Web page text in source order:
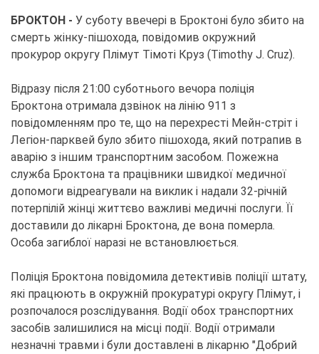
БРОКТОН - У суботу ввечері в Броктоні було збито на
смерть жінку-пішохода, повідомив окружний
прокурор округу Плімут Тімоті Круз (Timothy J. Cruz).
Відразу після 21:00 суботнього вечора поліція
Броктона отримала дзвінок на лінію 911 з
повідомленням про те, що на перехресті Мейн-стріт і
Легіон-парквей було збито пішохода, який потрапив в
аварію з іншим транспортним засобом. Пожежна
служба Броктона та працівники швидкої медичної
допомоги відреагували на виклик і надали 32-річній
потерпілій жінці життєво важливі медичні послуги. Її
доставили до лікарні Броктона, де вона померла.
Особа загиблої наразі не встановлюється.
Поліція Броктона повідомила детективів поліції штату,
які працюють в окружній прокуратурі округу Плімут, і
розпочалося розслідування. Водії обох транспортних
засобів залишилися на місці події. Водії отримали
незначні травми і були доставлені в лікарню "Добрий